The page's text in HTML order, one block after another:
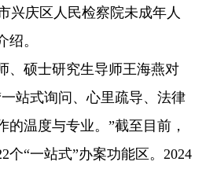
兴庆区人民检察院未成年人
。
硕士研究生导师王海燕对
站式询问、心里疏导、法律
的温度与专业。”截至目前，
个“一站式”办案功能区。2024